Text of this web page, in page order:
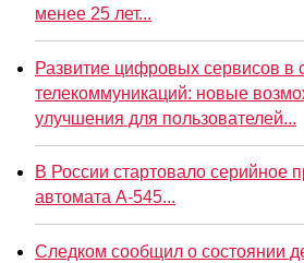
менее 25 лет...
Развитие цифровых сервисов в
телекоммуникаций: новые
улучшения для пользователей...
В России стартовало серийное
автомата А-545...
Следком сообщил о состоянии